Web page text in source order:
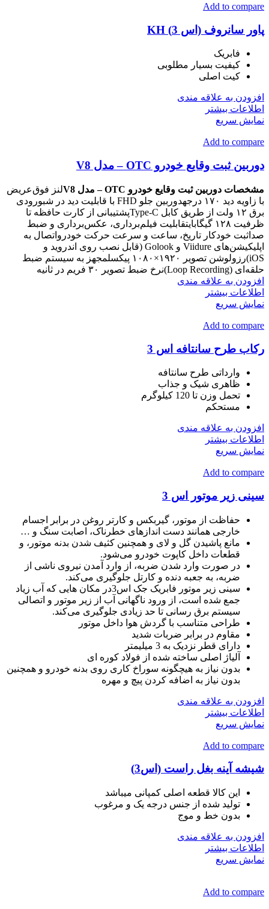
Add to compare
پاور سانروف (اس 3) KH
فابریک
کیفیت بسیار مطلوبی
کیت اصلی
افزودن به علاقه مندی
اطلاعات بیشتر
نمایش سریع
Add to compare
دوربین ثبت وقایع خودرو OTC – مدل V8
مشخصات دوربین ثبت وقایع خودرو OTC – مدل V8
لنز فوق‌عریض
با زاویه دید ۱۷۰ درجهدوربین جلو FHD با قابلیت دید در شبورودی
برق ۱۲ ولت از طریق کابل Type-Cپشتیبانی از کارت حافظه تا
ظرفیت ۱۲۸ گیگابایتقابلیت فیلم‌برداری، عکس‌برداری و ضبط
صداثبت خودکار تاریخ، ساعت و سرعت حرکت خودرواتصال به
اپلیکیشن‌های Viidure و Golook (قابل نصب روی اندروید و
iOS)رزولوشن تصویر ۱۹۲۰×۱۰۸۰ پیکسلمجهز به سیستم ضبط
حلقه‌ای (Loop Recording)نرخ ضبط تصویر ۳۰ فریم در ثانیه
افزودن به علاقه مندی
اطلاعات بیشتر
نمایش سریع
Add to compare
رکاب طرح سانتافه اس 3
وارداتی طرح سانتافه
ظاهری شیک و جذاب
تحمل وزن تا 120 کیلوگرم
مستحکم
افزودن به علاقه مندی
اطلاعات بیشتر
نمایش سریع
Add to compare
سینی زیر موتور اس 3
حفاظت از موتور، گیربکس و کارتر روغن در برابر اجسام
خارجی همانند دست اندازهای خطرناک، اصابت سنگ و …
مانع پاشیدن گل و لای و همچنین کثیف شدن بدنه موتور، و
قطعات داخل کاپوت خودرو می‌شود.
در صورت وارد شدن ضربه، از وارد آمدن نیروی ناشی از
ضربه، به جعبه دنده و کارتل جلوگیری می‌کند.
سینی زیر موتور فابریک جک اس3در مکان هایی که آب زیاد
جمع شده است، از ورود ناگهانی آب از زیر موتور و اتصالی
سیستم برق رسانی تا حد زیادی جلوگیری می‌کند.
طراحی متناسب با گردش هوا داخل موتور
مقاوم در برابر ضربات شدید
دارای قطر نزدیک به 3 میلیمتر
آلیاژ اصلی ساخته شده از فولاد کوره ای
بدون نیاز به هیچگونه سوراخ کاری روی بدنه خودرو و همچنین
بدون نیاز به اضافه کردن پیچ و مهره
افزودن به علاقه مندی
اطلاعات بیشتر
نمایش سریع
Add to compare
شیشه آینه بغل راست (اس3)
این کالا قطعه اصلی کمپانی میباشد
تولید شده از جنس درجه یک و مرغوب
بدون خط و موج
افزودن به علاقه مندی
اطلاعات بیشتر
نمایش سریع
Add to compare